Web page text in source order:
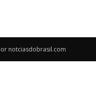
notciasdobrasil.com